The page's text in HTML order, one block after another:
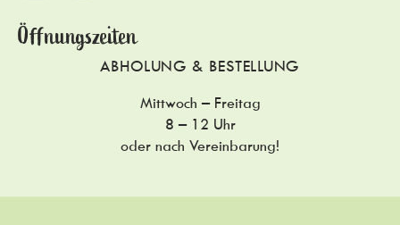
Öffnungszeiten
ABHOLUNG & BESTELLUNG
Mittwoch – Freitag
8 – 12 Uhr
oder nach Vereinbarung!